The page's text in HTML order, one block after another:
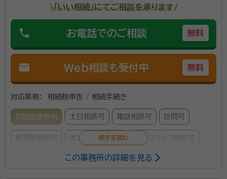
\「いい相続」にてご相談を承ります/
phone お電話でのご相談 無料
mail Web相談も受付中 無料
対応業務： 相続税申告 / 相続手続き
初回面談無料 土日相談可 電話相談可 訪問可
事務所面談可 オンライン面談可 女性スタッフ対応可
この事務所の詳細を見る